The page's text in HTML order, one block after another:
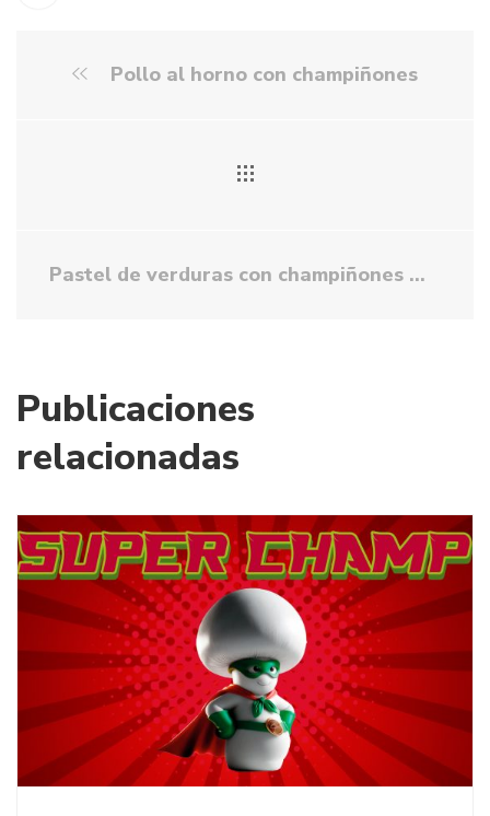
Pollo al horno con champiñones
Pastel de verduras con champiñones
Publicaciones
relacionadas